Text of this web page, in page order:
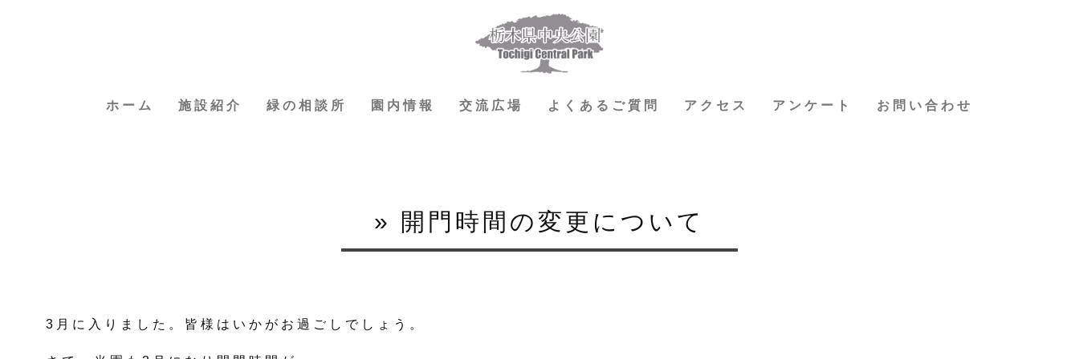
ホーム 施設紹介 緑の相談所 園内情報 交流広場 よくあるご質問 アクセス アンケート お問い合わせ
» 開門時間の変更について
3月に入りました。皆様はいかがお過ごしでしょう。